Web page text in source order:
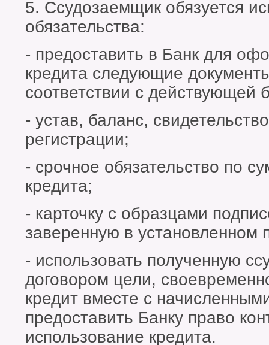
5. Ссудозаемщик обязуется
обязательства:
- предоставить в Банк для
кредита следующие
соответствии с действующей
- устав, баланс,
регистрации;
- срочное обязательство по
кредита;
- карточку с образцами
заверенную в установленном
- использовать полученную
договором цели,
кредит вместе с
предоставить Банку право
использование кредита.